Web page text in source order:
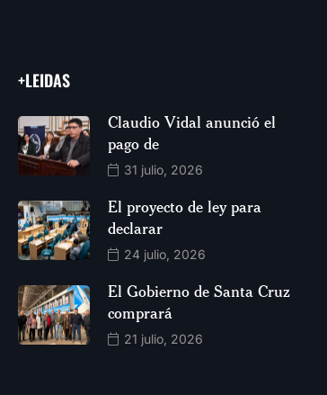
+LEIDAS
Claudio Vidal anunció el
pago de
31 julio, 2026
El proyecto de ley para
declarar
24 julio, 2026
El Gobierno de Santa Cruz
comprará
21 julio, 2026